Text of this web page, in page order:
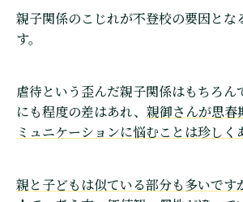
親子関係のこじれが不登校の要因とな
す。
虐待という歪んだ親子関係はもちろん
にも程度の差はあれ、 親御さんが思春
ミュニケーションに悩むことは珍しく
親と子どもは似ている部分も多いです